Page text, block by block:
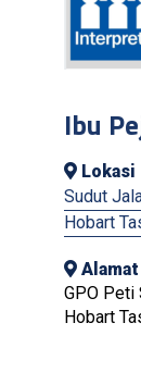
Ibu
Lokasi
Sudut
Hobart
GPO Peti
Hobart